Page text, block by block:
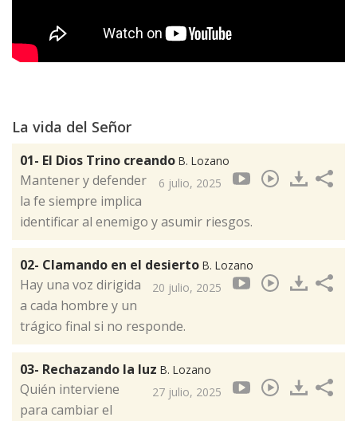
La vida del Señor
01- El Dios Trino creando B. Lozano
6 julio, 2025
Mantener y defender
la fe siempre implica
identificar al enemigo y asumir riesgos.
02- Clamando en el desierto B. Lozano
20 julio, 2025
Hay una voz dirigida
a cada hombre y un
trágico final si no responde.
03- Rechazando la luz B. Lozano
27 julio, 2025
Quién interviene
para cambiar el